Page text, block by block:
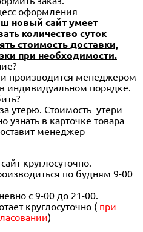
оформления
новый сайт умеет
количество суток
стоимость доставки,
при необходимости.
производится менеджером
индивидуальном порядке.
утерю. Стоимость утери
в карточке товара
менеджер
круглосуточно.
по будням 9-00
с 9-00 до 21-00.
круглосуточно ( при
)